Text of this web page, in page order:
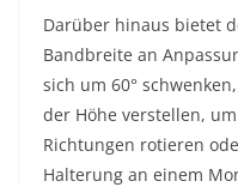
Darüber hinaus bietet
Bandbreite an
sich um 60°
der Höhe verstellen,
Richtungen rotieren
Halterung an einem